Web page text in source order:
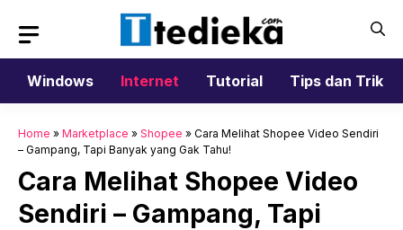
isi
Windows
Internet Tutorial Tips dan Trik
Home » Marketplace » Shopee » Cara Melihat Shopee Video Sendiri
– Gampang, Tapi Banyak yang Gak Tahu!
Cara Melihat Shopee Video
Sendiri – Gampang, Tapi